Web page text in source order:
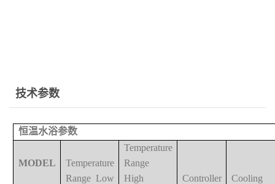
技术参数
恒温水浴参数
MODEL
Temperature
Range Low
Temperature
Range
High
Controller
Cooling